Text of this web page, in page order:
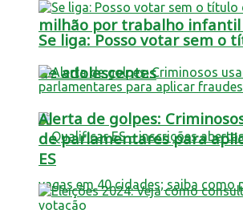
milhão por trabalho infantil
de adolescentes
Se liga: Posso votar sem o
Alerta de golpes:
de parlamentares para
ES